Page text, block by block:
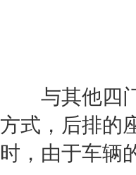
与其他四
方式，后排的
时，由于车辆